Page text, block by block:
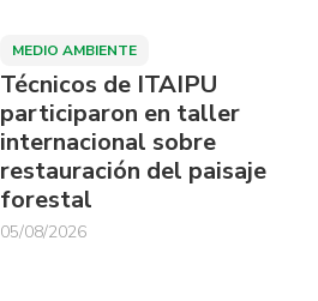
MEDIO AMBIENTE
Técnicos de ITAIPU
participaron en taller
internacional sobre
restauración del paisaje
forestal
05/08/2026